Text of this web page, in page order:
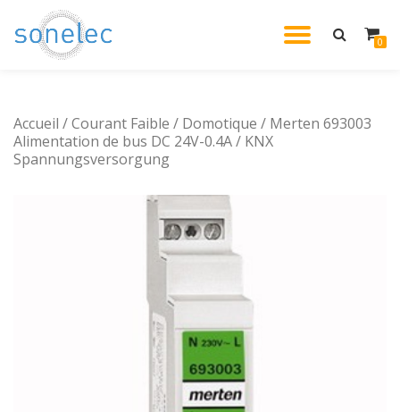
Aller
0
Accueil /Courant Faible / Domotique / Merten 693003
Alimentation de bus DC 24V-0.4A / KNX
Spannungsversorgung